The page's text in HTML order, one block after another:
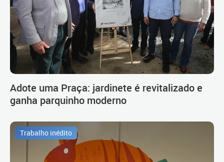
Adote uma Praça: jardinete é revitalizado e
ganha parquinho moderno
Trabalho inédito